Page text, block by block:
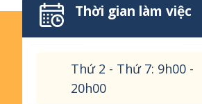
Thời gian làm việc
Thứ 2 - Thứ 7: 9h00 -
20h00